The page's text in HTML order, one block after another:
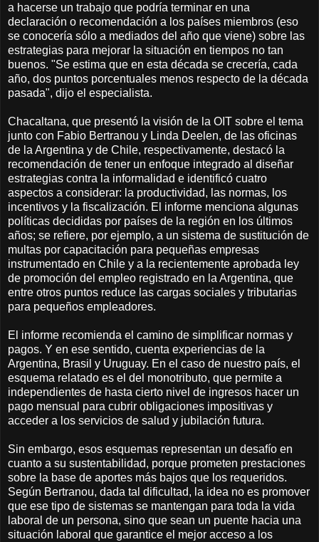
a hacerse un trabajo que podría terminar en una
declaración o recomendación a los países miembros (eso
se conocería sólo a mediados del año que viene) sobre las
estrategias para mejorar la situación en tiempos no tan
buenos. "Se estima que en esta década se crecería, cada
año, dos puntos porcentuales menos respecto de la década
pasada", dijo el especialista.
Chacaltana, que presentó la visión de la OIT sobre el tema
junto con Fabio Bertranou y Linda Deelen, de las oficinas
de la Argentina y de Chile, respectivamente, destacó la
recomendación de tener un enfoque integrado al diseñar
estrategias contra la informalidad e identificó cuatro
aspectos a considerar: la productividad, las normas, los
incentivos y la fiscalización. El informe menciona algunas
políticas decididas por países de la región en los últimos
años; se refiere, por ejemplo, a un sistema de sustitución de
multas por capacitación para pequeñas empresas
instrumentado en Chile y a la recientemente aprobada ley
de promoción del empleo registrado en la Argentina, que
entre otros puntos reduce las cargas sociales y tributarias
para pequeños empleadores.
El informe recomienda el camino de simplificar normas y
pagos. Y en ese sentido, cuenta experiencias de la
Argentina, Brasil y Uruguay. En el caso de nuestro país, el
esquema relatado es el del monotributo, que permite a
independientes de hasta cierto nivel de ingresos hacer un
pago mensual para cubrir obligaciones impositivas y
acceder a los servicios de salud y jubilación futura.
Sin embargo, esos esquemas representan un desafío en
cuanto a su sustentabilidad, porque prometen prestaciones
sobre la base de aportes más bajos que los requeridos.
Según Bertranou, dada tal dificultad, la idea no es promover
que ese tipo de sistemas se mantengan para toda la vida
laboral de un persona, sino que sean un puente hacia una
situación laboral que garantice el mejor acceso a los